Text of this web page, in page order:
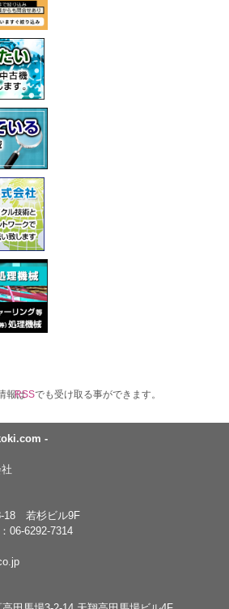
報は
RSSでも受け取る事ができます。
-
18 若杉ビル9F
06-6292-7314